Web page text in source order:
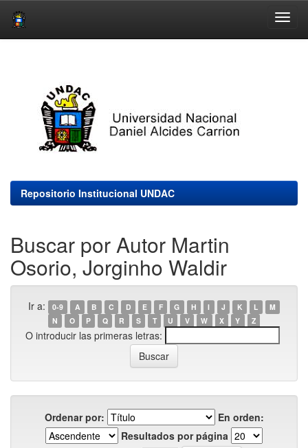
Repositorio Institucional UNDAC
Buscar por Autor Martin
Osorio, Jorginho Waldir
Ir a: 0-9 A B C D E F G H I J K L
M
N
O P Q R S T U V W X Y Z
O introducir las primeras letras:
Ordenar por:
En orden:
Resultados por página